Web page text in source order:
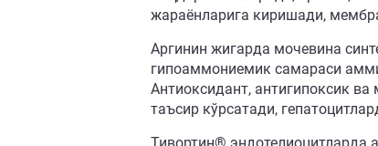
жараёнларига киришади,
Аргинин жигарда мочевина
гипоаммониемик самараси
Антиоксидант, антигипоксик
таъсир кўрсатади,